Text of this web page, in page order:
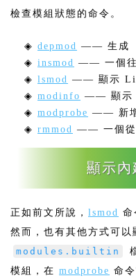
檢查模組狀態的命令。
◈ depmod —— 生成
◈ insmod —— 一個往
◈ lsmod —— 顯示
◈ modinfo —— 顯示
◈ modprobe —— 新增
◈ rmmod —— 一個從
顯示內
正如前文所說， lsmod 命
然而，也有其他方式可以
modules.builtin
模組，在 modprobe 命